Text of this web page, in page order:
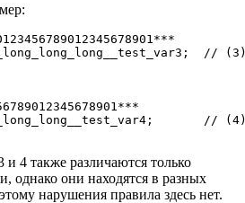
//
//
4 также различаются только
однако они находятся в разных
нарушения правила здесь нет.